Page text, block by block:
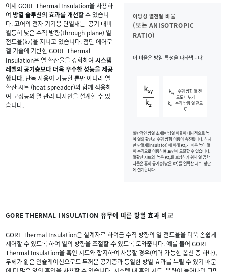
이방성 열전달 비율
(또는 ANISOTROPIC
RATIO)
이 비율은 방열 특성을 나타냅니다:
kxy - 수평 방향 열 전
도도 나누기
kz - 수직 방향 열 전도
도
일반적인 방열 소재는 방열 비율이 내재적으로 높
아 열의 확산과 수평 방향 이동이 촉진됩니다. 하지
만 단열재(insulator)에 비해 Kz,가 매우 높아 열
이 수직으로 이동하여 표면에 도달할 수 있습니다.
열확산 시트의 높은 Kz,를 보상하기 위해 열 공학
자들은 흔히 공기층(낮은 Kz)를 열확산 시트 상단
에 설계합니다.
이제 GORE Thermal Insulation을 사용하
여 방열 솔루션의 효과를 개선할 수 있습니
다. 고어의 전자 기기용 단열재는 공기 대비
월등히 낮은 수직 방향(through-plane) 열
전도율(kz)을 지니고 있습니다. 첨단 에어로
겔 기술에 기반한 GORE Thermal
Insulation은 열 확산율을 강화하여 시스템
레벨의 공기층보다 더욱 우수한 성능을 제공
합니다. 단독 사용이 가능할 뿐만 아니라 열
확산 시트 (heat spreader)와 함께 적용하
여 고성능의 열 관리 디자인을 설계할 수 있
습니다.
GORE THERMAL INSULATION 유무에 따른 방열 효과 비교
GORE Thermal Insulation은 설계자로 하여금 수직 방향의 열 전도율을 더욱 손쉽게
제어할 수 있도록 하여 열의 방향을 조절할 수 있도록 도와줍니다. 예를 들어 GORE
Thermal Insulation을 흑연 시트와 합지하여 사용할 경우(여러 가능한 옵션 중 하나),
두께가 얇은 인슐레이션으로도 두꺼운 공기층과 동일한 방열 효과를 누릴 수 있기 때문